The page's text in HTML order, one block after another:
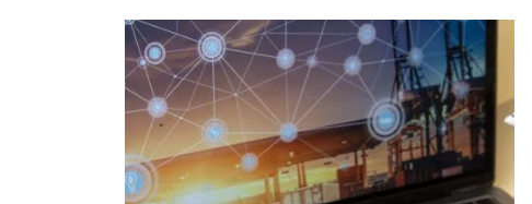
sunuyoruz. Modern altyapımız, geniş
depolama alanlarımız ve deneyimli
ekibimiz sayesinde, ürünlerinizin güvenli
bir şekilde saklanmasını ve dağıtım
süreçlerinin sorunsuz bir şekilde
yürütülmesini sağlıyoruz.